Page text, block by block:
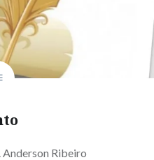
Ribeiro